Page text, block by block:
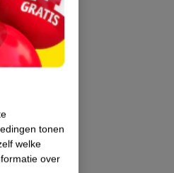
tonen
welke
over